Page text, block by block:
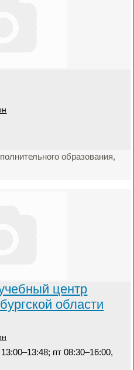
образования,
центр
области
пт 08:30–16:00,